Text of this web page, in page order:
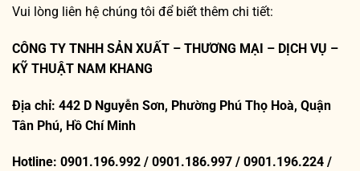
Vui lòng liên hệ chúng tôi để biết thêm chi tiết:
CÔNG TY TNHH SẢN XUẤT – THƯƠNG MẠI – DỊCH VỤ –
KỸ THUẬT NAM KHANG
Địa chỉ: 442 D Nguyễn Sơn, Phường Phú Thọ Hoà, Quận
Tân Phú, Hồ Chí Minh
Hotline: 0901.196.992 / 0901.186.997 / 0901.196.224 /